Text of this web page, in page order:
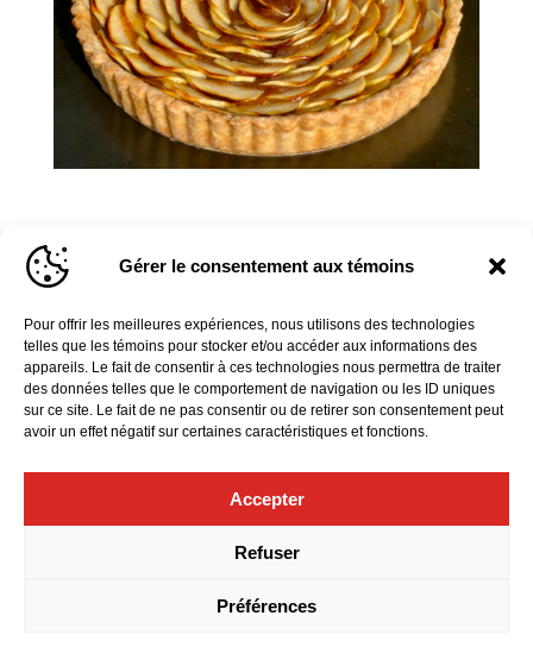
Gérer le consentement aux témoins
Pour offrir les meilleures expériences, nous utilisons des technologies
telles que les témoins pour stocker et/ou accéder aux informations des
appareils. Le fait de consentir à ces technologies nous permettra de traiter
des données telles que le comportement de navigation ou les ID uniques
sur ce site. Le fait de ne pas consentir ou de retirer son consentement peut
avoir un effet négatif sur certaines caractéristiques et fonctions.
Accepter
Refuser
Préférences
lors de notre concertLe Requiem de
Verdi
le 20 avril 2023 à 19 h 30 au Grand
Théâtre de Québec!